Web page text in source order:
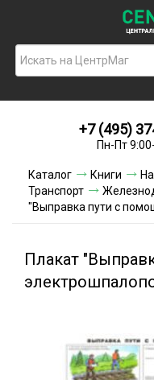
+7 (495)
Пн-Пт
Каталог Книги
Транспорт
"Выправка пути с
Плакат